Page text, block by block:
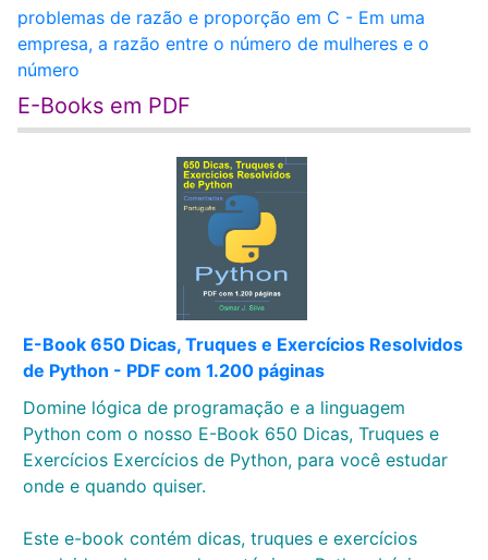
problemas de razão e proporção em C - Em uma
empresa, a razão entre o número de mulheres e o
número
E-Books em PDF
E-Book 650 Dicas, Truques e Exercícios Resolvidos
de Python - PDF com 1.200 páginas
Domine lógica de programação e a linguagem
Python com o nosso E-Book 650 Dicas, Truques e
Exercícios Exercícios de Python, para você estudar
onde e quando quiser.
Este e-book contém dicas, truques e exercícios